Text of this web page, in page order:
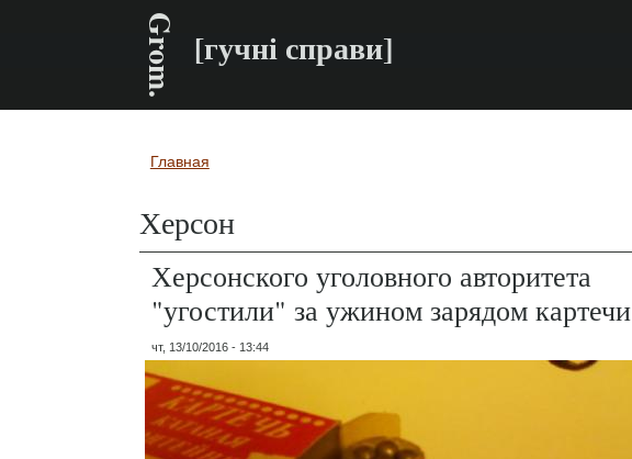
Grom. [гучні справи]
Вы здесь
Главная
Херсон
Херсонского уголовного авторитета
"угостили" за ужином зарядом картечи
чт, 13/10/2016 - 13:44